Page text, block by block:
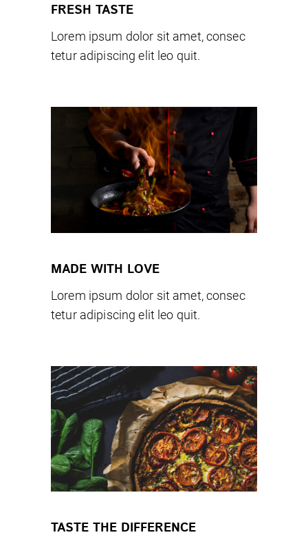
FRESH TASTE
Lorem ipsum dolor sit amet, consec
tetur adipiscing elit leo quit.
MADE WITH LOVE
Lorem ipsum dolor sit amet, consec
tetur adipiscing elit leo quit.
TASTE THE DIFFERENCE